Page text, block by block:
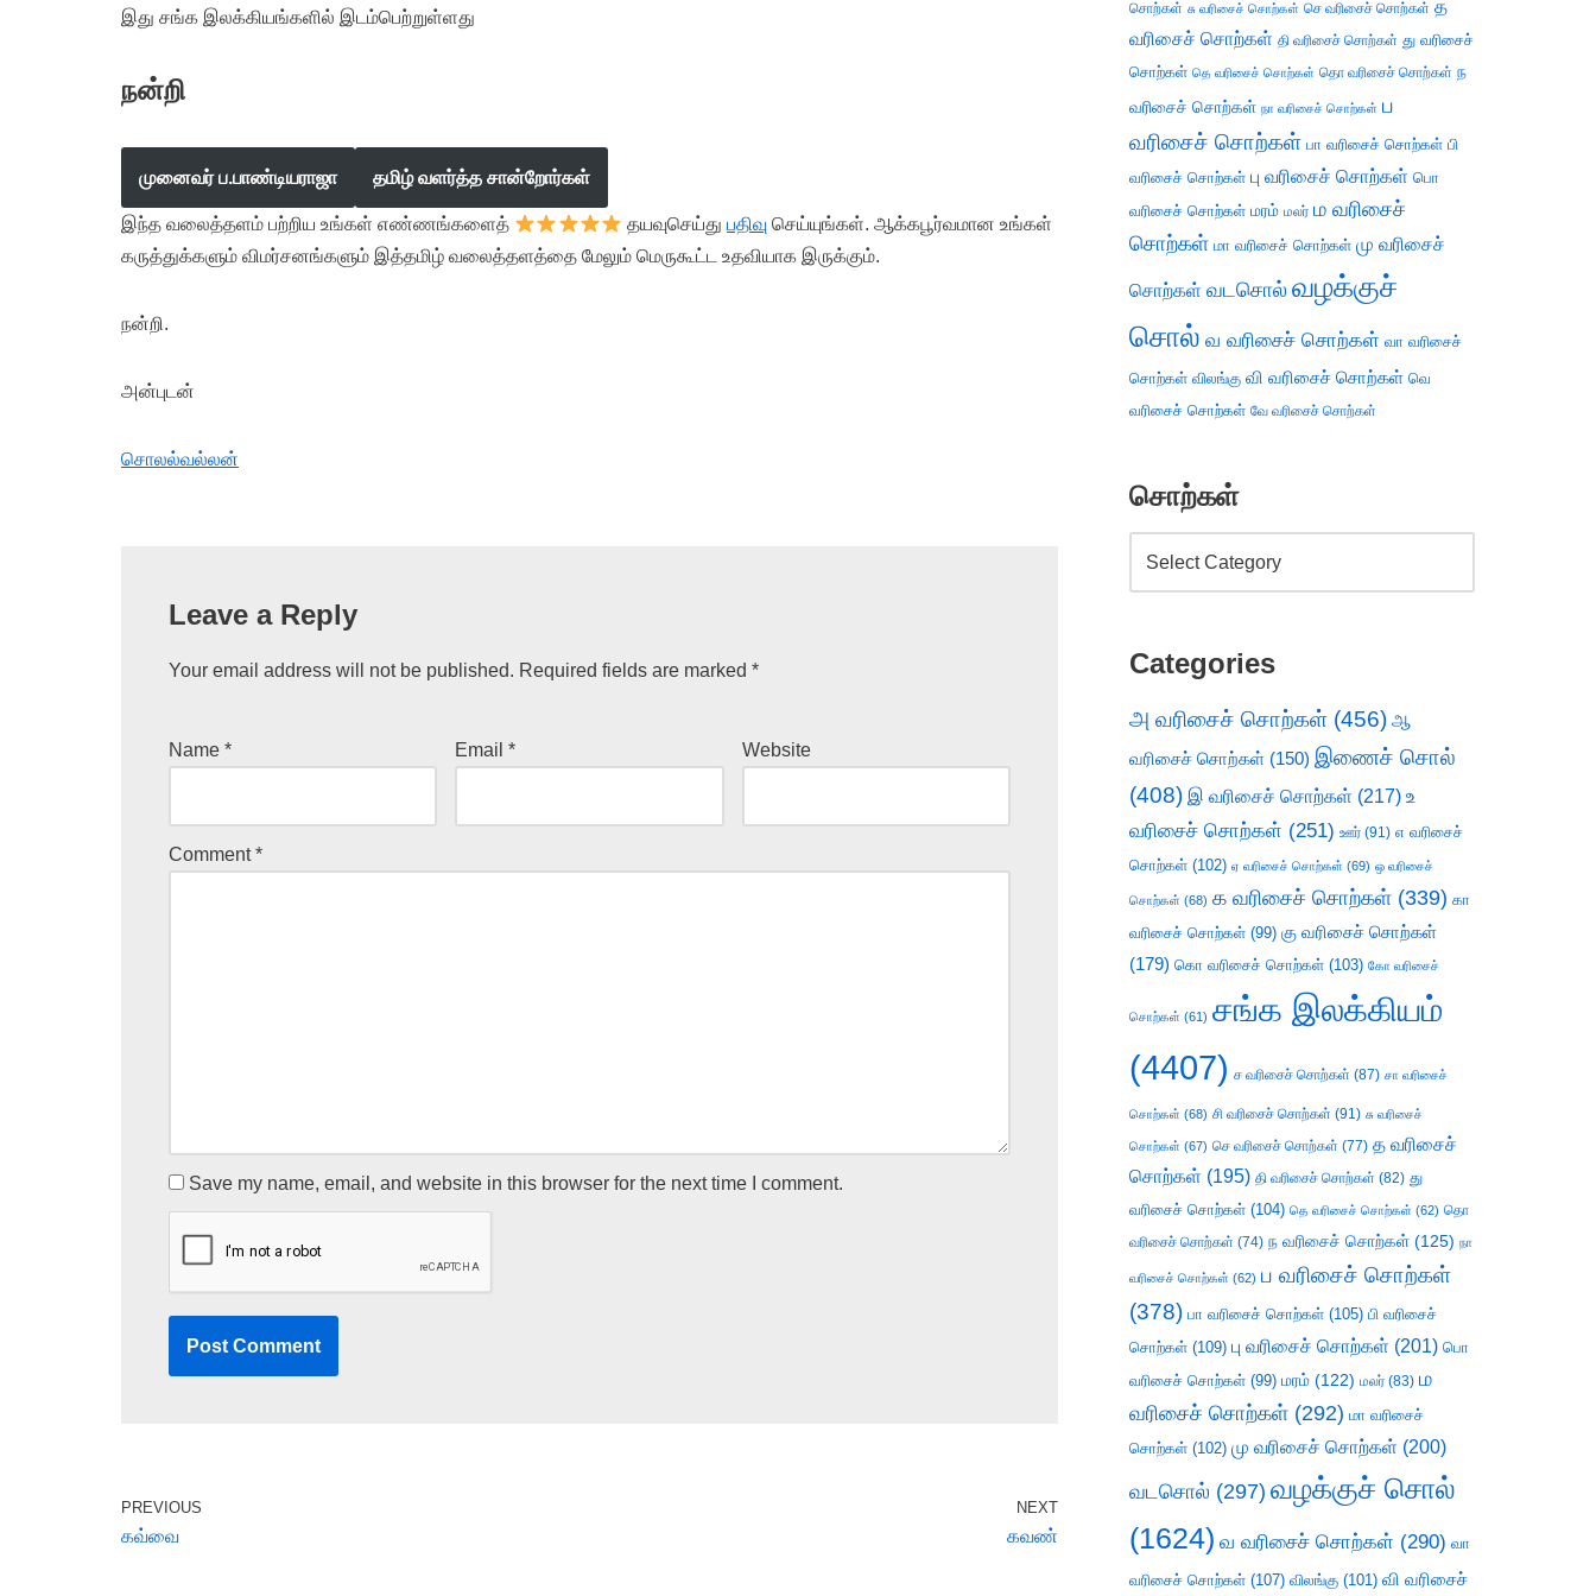
இது சங்க இலக்கியங்களில் இடம்பெற்றுள்ளது
நன்றி
முனைவர் ப.பாண்டியராஜா தமிழ் வளர்த்த சான்றோர்கள்
இந்த வலைத்தளம் பற்றிய உங்கள் எண்ணங்களைத் தயவுசெய்துபதிவு செய்யுங்கள். ஆக்கபூர்வமான உங்கள்
கருத்துக்களும் விமர்சனங்களும் இத்தமிழ் வலைத்தளத்தை மேலும் மெருகூட்ட உதவியாக இருக்கும்.
நன்றி.
அன்புடன்
சொலல்வல்லன்
Leave a Reply
Your email address will not be published. Required fields are marked *
Name * Email* Website
Comment*
Save my name, email, and website in this browser for the next time I comment.
PREVIOUS
கவ்வை
NEXT
கவண்
சொற்கள் சு வரிசைச் சொற்கள் செ வரிசைச் சொற்கள் த
வரிசைச் சொற்கள் தி வரிசைச் சொற்கள் து வரிசைச்
சொற்கள் தெ வரிசைச் சொற்கள் தொ வரிசைச் சொற்கள் ந
வரிசைச் சொற்கள் நா வரிசைச் சொற்கள் ப
வரிசைச் சொற்கள் பா வரிசைச் சொற்கள் பி
வரிசைச் சொற்கள் பு வரிசைச் சொற்கள் பொ
வரிசைச் சொற்கள் மரம் மலர் ம வரிசைச்
சொற்கள் மா வரிசைச் சொற்கள் மு வரிசைச்
சொற்கள் வடசொல் வழக்குச்
சொல் வ வரிசைச் சொற்கள் வா வரிசைச்
சொற்கள் விலங்கு வி வரிசைச் சொற்கள் வெ
வரிசைச் சொற்கள் வே வரிசைச் சொற்கள்
சொற்கள்
Categories
அ வரிசைச் சொற்கள் (456) ஆ
வரிசைச் சொற்கள் (150) இணைச் சொல்
(408) இ வரிசைச் சொற்கள் (217) உ
வரிசைச் சொற்கள் (251) ஊர் (91) எ வரிசைச்
சொற்கள் (102) ஏ வரிசைச் சொற்கள் (69) ஒ வரிசைச்
சொற்கள் (68) க வரிசைச் சொற்கள் (339) கா
வரிசைச் சொற்கள் (99) கு வரிசைச் சொற்கள்
(179) கொ வரிசைச் சொற்கள் (103) கோ வரிசைச்
சொற்கள் (61) சங்க இலக்கியம்
(4407) ச வரிசைச் சொற்கள் (87) சா வரிசைச்
சொற்கள் (68) சி வரிசைச் சொற்கள் (91) சு வரிசைச்
சொற்கள் (67) செ வரிசைச் சொற்கள் (77) த வரிசைச்
சொற்கள் (195) தி வரிசைச் சொற்கள் (82) து
வரிசைச் சொற்கள் (104) தெ வரிசைச் சொற்கள் (62) தொ
வரிசைச் சொற்கள் (74) ந வரிசைச் சொற்கள் (125) நா
வரிசைச் சொற்கள் (62) ப வரிசைச் சொற்கள்
(378) பா வரிசைச் சொற்கள் (105) பி வரிசைச்
சொற்கள் (109) பு வரிசைச் சொற்கள் (201) பொ
வரிசைச் சொற்கள் (99) மரம் (122) மலர் (83) ம
வரிசைச் சொற்கள் (292) மா வரிசைச்
சொற்கள் (102) மு வரிசைச் சொற்கள் (200)
வடசொல் (297) வழக்குச் சொல்
(1624) வ வரிசைச் சொற்கள் (290) வா
வரிசைச் சொற்கள் (107) விலங்கு (101) வி வரிசைச்